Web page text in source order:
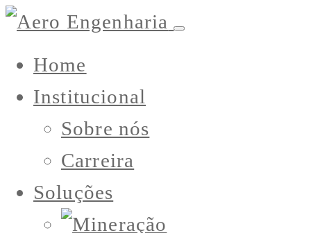
Home
Institucional
Sobre nós
Carreira
Soluções